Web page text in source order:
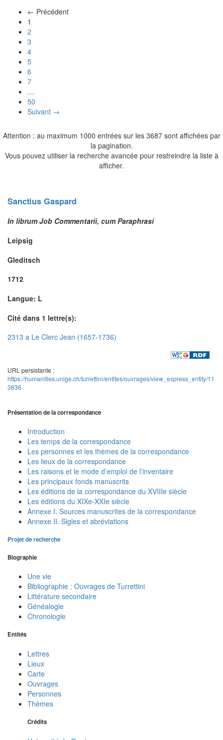
← Précédent
1
2
3
4
5
6
7
…
50
Suivant →
Attention : au maximum 1000 entrées sur les 3687 sont affichées par
la pagination.
Vous pouvez utiliser la recherche avancée pour restreindre la liste à
afficher.
Sanctius Gaspard
In librum Job Commentarii, cum Paraphrasi
Leipsig
Gleditsch
1712
Langue: L
Cité dans 1 lettre(s):
2313 a Le Clerc Jean (1657-1736)
URL persistante :
https://humanities.unige.ch/turrettini/entites/ouvrages/view_express_entity/11
3836
Présentation de la correspondance
Introduction
Les temps de la correspondance
Les personnes et les thèmes de la correspondance
Les lieux de la correspondance
Les raisons et le mode d’emploi de l’inventaire
Les principaux fonds manuscrits
Les éditions de la correspondance du XVIIIe siècle
Les éditions du XIXe-XXIe siècle
Annexe I. Sources manuscrites de la correspondance
Annexe II. Sigles et abréviations
Projet de recherche
Biographie
Une vie
Bibliographie : Ouvrages de Turrettini
Littérature secondaire
Généalogie
Chronologie
Entités
Lettres
Lieux
Carte
Ouvrages
Personnes
Thèmes
Crédits